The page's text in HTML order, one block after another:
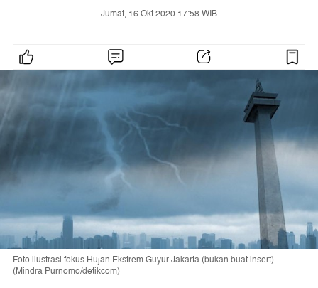
Jumat, 16 Okt 2020 17:58 WIB
Foto ilustrasi fokus Hujan Ekstrem Guyur Jakarta (bukan buat insert)
(Mindra Purnomo/detikcom)